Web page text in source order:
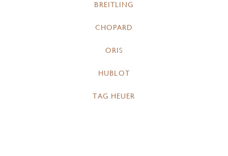
BREITLING
CHOPARD
ORIS
HUBLOT
TAG HEUER